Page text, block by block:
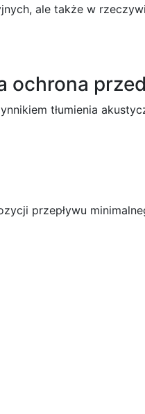
ale także w
ochrona
tłumienia
przepływu